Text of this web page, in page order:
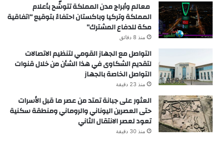
معالم وأبراج مدن المملكة تتوشّح بأعلام
المملكة وتركيا وباكستان احتفاءً بتوقيع “اتفاقية
مكة للدفاع المشترك”
منذ 8 دقائق
التواصل مع الجهاز القومي لتنظيم الاتصالات
لتقديم الشكاوى في هذا الشأن من خلال قنوات
التواصل الخاصة بالجهاز
منذ 23 دقيقة
العثور على جبانة تمتد من عصر ما قبل الأسرات
حتى العصرين اليوناني والروماني ومنطقة سكنية
تعود لعصر الانتقال الثاني
منذ 30 دقيقة